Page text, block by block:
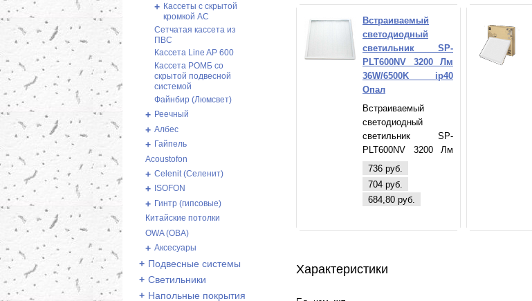
+ Кассеты с скрытой
кромкой AC
Сетчатая кассета из
ПВС
Кассета Line AP 600
Кассета РОМБ со
скрытой подвесной
системой
Файнбир (Люмсвет)
+ Реечный
+ Албес
+ Гайпель
Acoustofon
+ Celenit (Селенит)
+ ISOFON
+ Гинтр (гипсовые)
Китайские потолки
OWA (ОВА)
+ Аксесуары
+ Подвесные системы
+ Светильники
+ Напольные покрытия
Встраиваемый
светодиодный
светильник SP-
PLT600NV 3200 Лм
36W/6500K ip40
Опал
Встраиваемый
светодиодный
светильник SP-
PLT600NV 3200 Лм
36W/6500K ip40 Опал
736 руб.
704 руб.
684,80 руб.
Характеристики